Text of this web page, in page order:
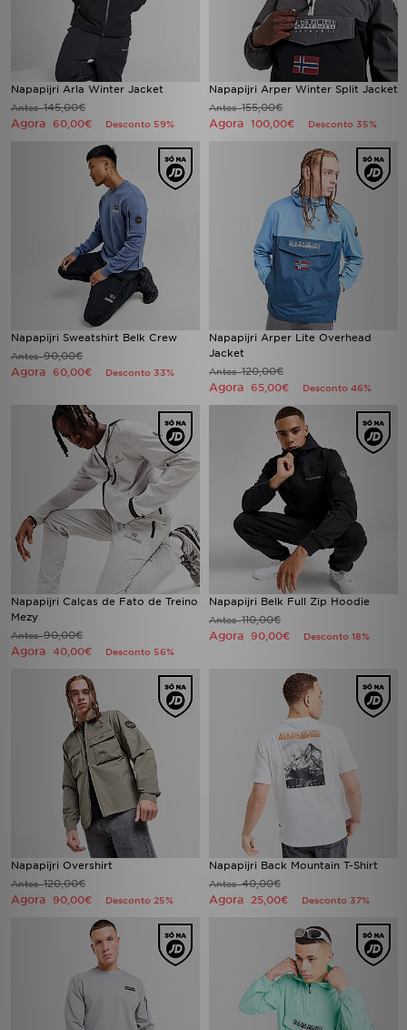
Napapijri Arla Winter Jacket
Antes145,00€
Agora 60,00€ Desconto 59%
Napapijri Arper Winter Split Jacket
Antes155,00€
Agora 100,00€ Desconto 35%
Napapijri Sweatshirt Belk Crew
Antes90,00€
Agora 60,00€ Desconto 33%
Napapijri Arper Lite Overhead
Jacket
Antes120,00€
Agora 65,00€ Desconto 46%
Napapijri Calças de Fato de Treino
Mezy
Antes90,00€
Agora 40,00€ Desconto 56%
Napapijri Belk Full Zip Hoodie
Antes110,00€
Agora 90,00€ Desconto 18%
Napapijri Overshirt
Antes120,00€
Agora 90,00€ Desconto 25%
Napapijri Back Mountain T-Shirt
Antes40,00€
Agora 25,00€ Desconto 37%